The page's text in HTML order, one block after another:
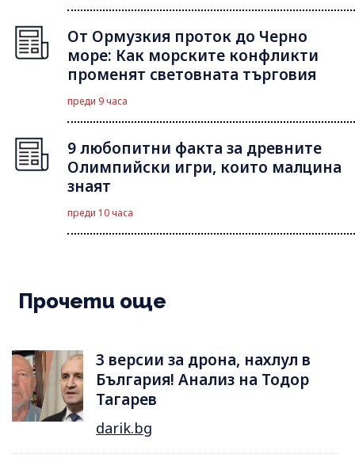
От Ормузкия проток до Черно
море: Как морските конфликти
променят световната търговия
преди 9 часа
9 любопитни факта за древните
Олимпийски игри, които малцина
знаят
преди 10 часа
Прочети още
3 версии за дрона, нахлул в
България! Анализ на Тодор
Тагарев
darik.bg